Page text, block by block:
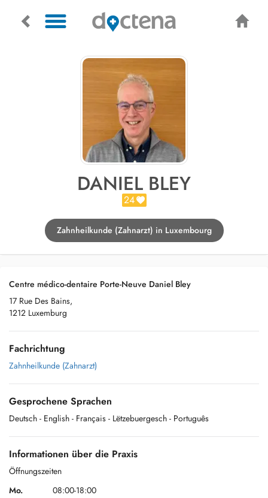
DANIEL BLEY
24
Zahnheilkunde (Zahnarzt) in Luxembourg
Centre médico-dentaire Porte-Neuve Daniel Bley
17 Rue Des Bains,
1212 Luxemburg
Fachrichtung
Zahnheilkunde (Zahnarzt)
Gesprochene Sprachen
Deutsch - English - Français - Lëtzebuergesch - Português
Informationen über die Praxis
Öffnungszeiten
Mo.
08:00-18:00